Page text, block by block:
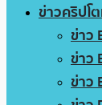
ข่าวคริปโ
ข่าว
ข่าว
ข่าว